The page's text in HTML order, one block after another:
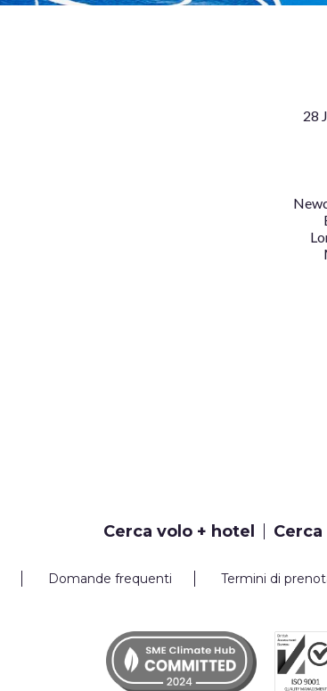
28
Cerca volo + hotel Cerca
Domande frequenti Termini di